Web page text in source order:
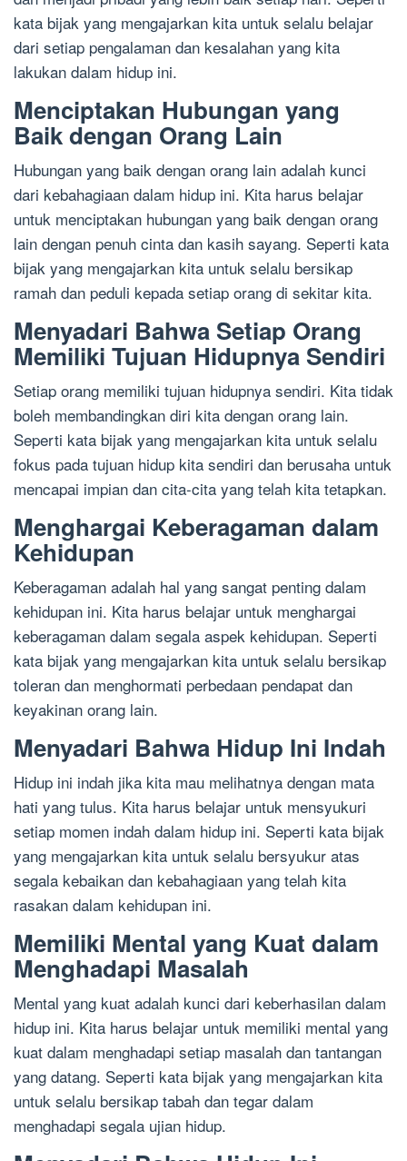
kata bijak yang mengajarkan kita untuk selalu belajar
dari setiap pengalaman dan kesalahan yang kita
lakukan dalam hidup ini.
Menciptakan Hubungan yang
Baik dengan Orang Lain
Hubungan yang baik dengan orang lain adalah kunci
dari kebahagiaan dalam hidup ini. Kita harus belajar
untuk menciptakan hubungan yang baik dengan orang
lain dengan penuh cinta dan kasih sayang. Seperti kata
bijak yang mengajarkan kita untuk selalu bersikap
ramah dan peduli kepada setiap orang di sekitar kita.
Menyadari Bahwa Setiap Orang
Memiliki Tujuan Hidupnya Sendiri
Setiap orang memiliki tujuan hidupnya sendiri. Kita tidak
boleh membandingkan diri kita dengan orang lain.
Seperti kata bijak yang mengajarkan kita untuk selalu
fokus pada tujuan hidup kita sendiri dan berusaha untuk
mencapai impian dan cita-cita yang telah kita tetapkan.
Menghargai Keberagaman dalam
Kehidupan
Keberagaman adalah hal yang sangat penting dalam
kehidupan ini. Kita harus belajar untuk menghargai
keberagaman dalam segala aspek kehidupan. Seperti
kata bijak yang mengajarkan kita untuk selalu bersikap
toleran dan menghormati perbedaan pendapat dan
keyakinan orang lain.
Menyadari Bahwa Hidup Ini Indah
Hidup ini indah jika kita mau melihatnya dengan mata
hati yang tulus. Kita harus belajar untuk mensyukuri
setiap momen indah dalam hidup ini. Seperti kata bijak
yang mengajarkan kita untuk selalu bersyukur atas
segala kebaikan dan kebahagiaan yang telah kita
rasakan dalam kehidupan ini.
Memiliki Mental yang Kuat dalam
Menghadapi Masalah
Mental yang kuat adalah kunci dari keberhasilan dalam
hidup ini. Kita harus belajar untuk memiliki mental yang
kuat dalam menghadapi setiap masalah dan tantangan
yang datang. Seperti kata bijak yang mengajarkan kita
untuk selalu bersikap tabah dan tegar dalam
menghadapi segala ujian hidup.